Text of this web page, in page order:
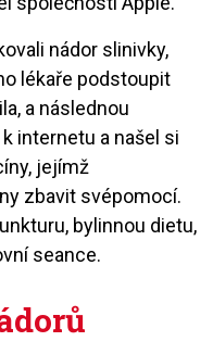
nádor slinivky,
lékaře podstoupit
a následnou
internetu a našel si
jejímž
zbavit svépomocí.
bylinnou dietu,
seance.